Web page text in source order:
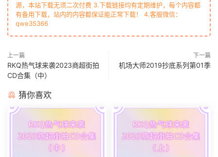
源，本站下载无须二次付费 3.下载链接均有定期维护，每个内容都
有备用下载，站内的内容都保证能正常下载！ 4.客服微信：
qwe35366
上一篇
RKQ热气球来袭2023商超街拍
CD合集（中）
下一篇
机场大师2019抄底系列第01季
猜你喜欢